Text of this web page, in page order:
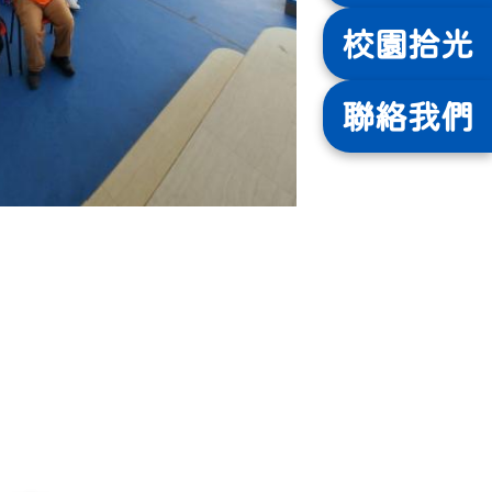
校園拾光
聯絡我們